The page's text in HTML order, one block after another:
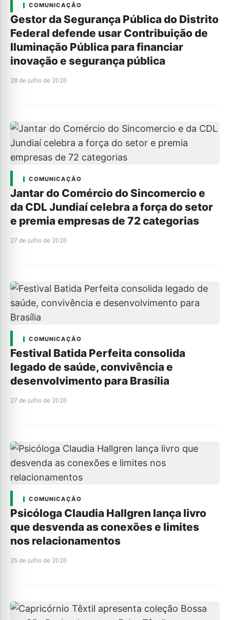
COMUNICAÇÃO
Gestor da Segurança Pública do Distrito
Federal defende usar Contribuição de
Iluminação Pública para financiar
inovação e segurança pública
28 de julho de 2026
COMUNICAÇÃO
Jantar do Comércio do Sincomercio e
da CDL Jundiaí celebra a força do setor
e premia empresas de 72 categorias
27 de julho de 2026
COMUNICAÇÃO
Festival Batida Perfeita consolida
legado de saúde, convivência e
desenvolvimento para Brasília
27 de julho de 2026
COMUNICAÇÃO
Psicóloga Claudia Hallgren lança livro
que desvenda as conexões e limites
nos relacionamentos
25 de julho de 2026